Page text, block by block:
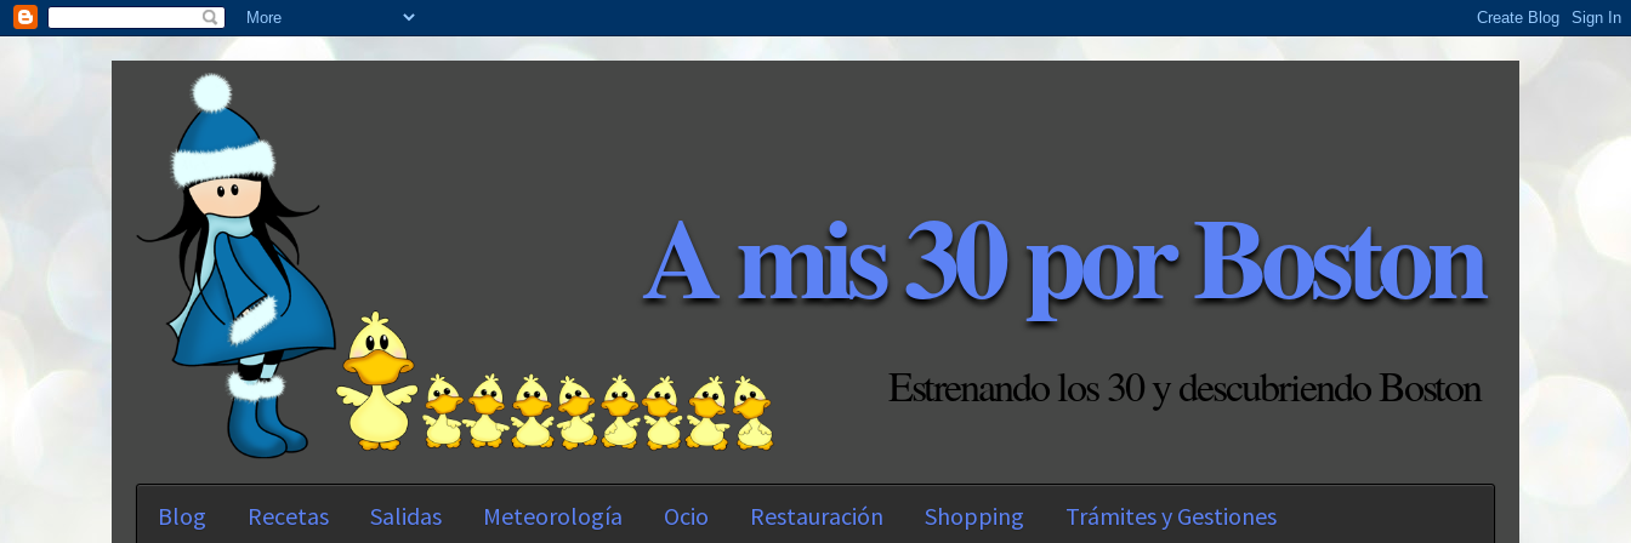
A mis 30 por Boston
Estrenando los 30 y descubriendo Boston
Blog Recetas Salidas Meteorología Ocio Restauración Shopping Trámites y Gestiones